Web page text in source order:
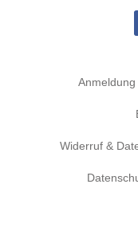
Anmeldung
Widerruf &